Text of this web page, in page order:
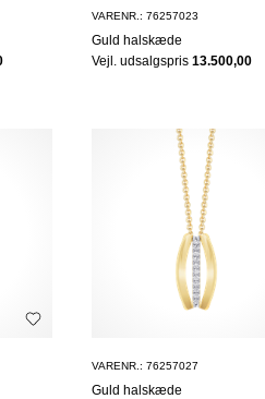
VARENR.: 76257023
Guld halskæde
Vejl. udsalgspris13.500,00
VARENR.: 76257027
Guld halskæde